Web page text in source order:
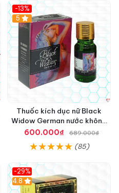
-13%
5
Thuốc kích dục nữ Black
Widow German nước không
mùi hiệu quả giá tốt
600.000₫ 689.000₫
(85)
-29%
4.8